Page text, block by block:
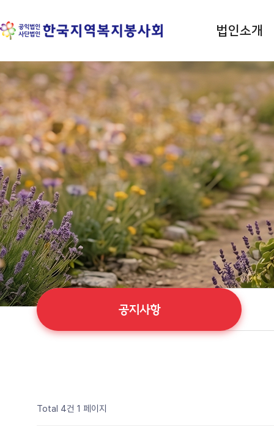
법인소개
평등 · 사랑 · 나눔 실천
한국지역복지봉사회
공지사항
Total 4건 1 페이지